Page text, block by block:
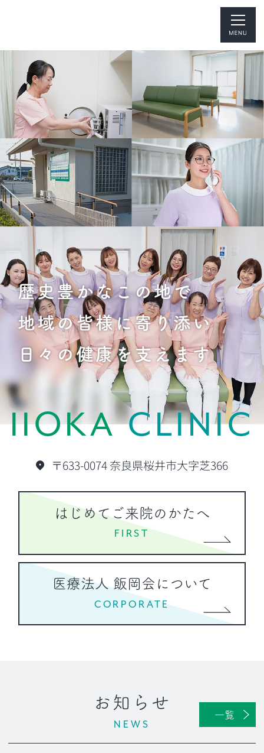
歴史豊かなこの地で
地域の皆様に寄り添い
日々の健康を支えます
IIOKACLINIC
〒633-0074 奈良県桜井市大字芝366
はじめてご来院のかたへ
FIRST
医療法人 飯岡会について
CORPORATE
お知らせ
NEWS
一覧